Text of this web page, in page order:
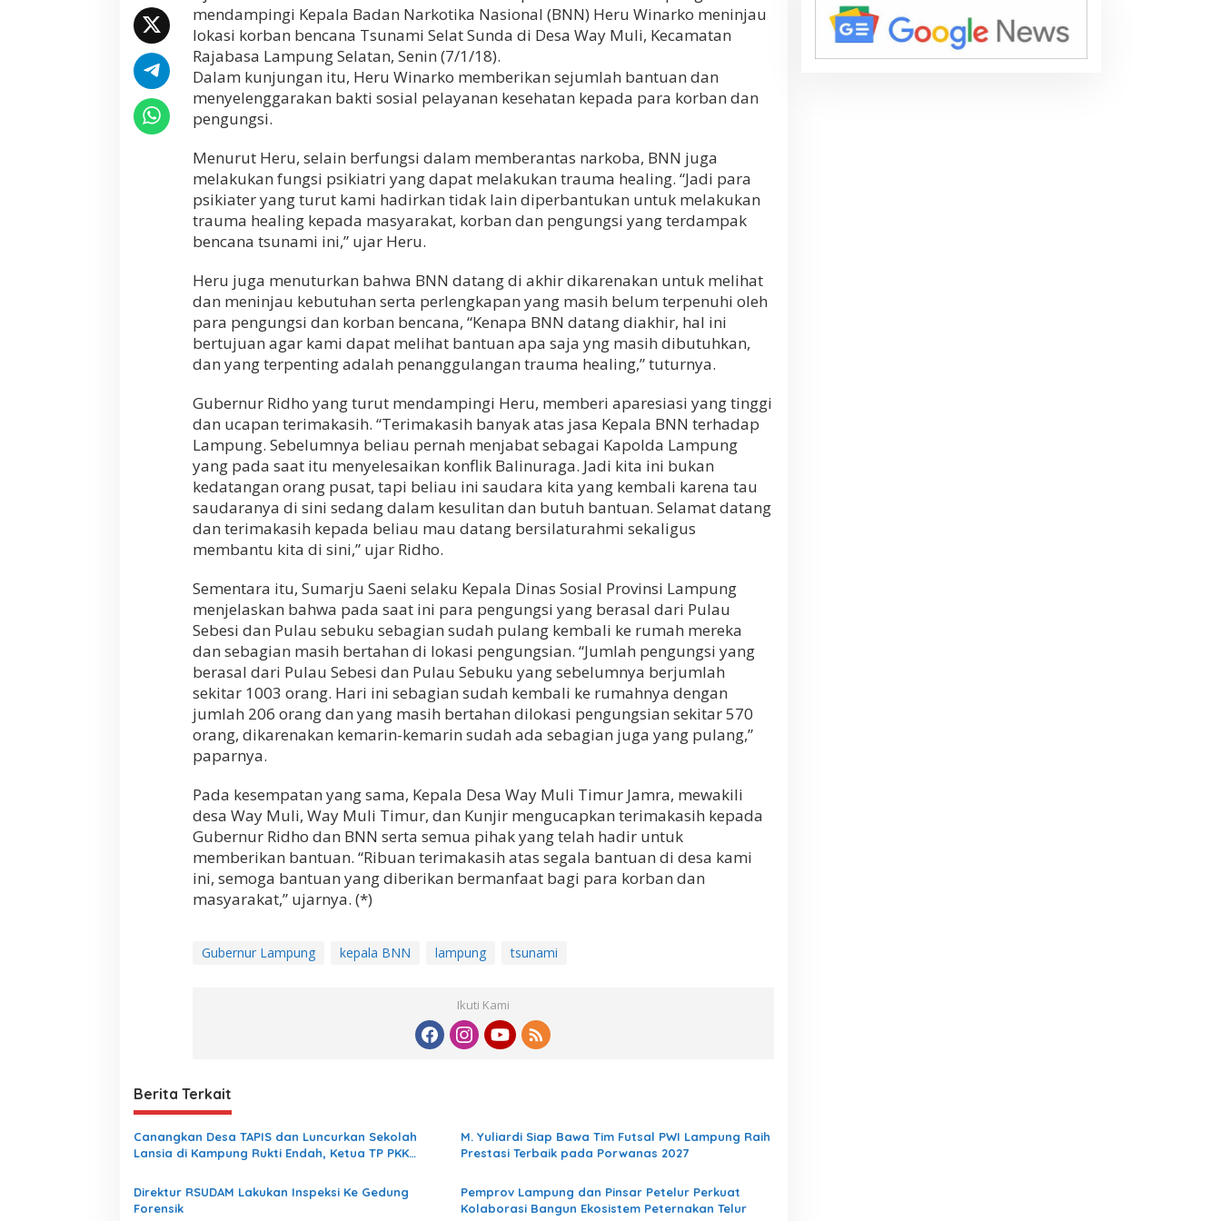
a
B
N
H
e
i
n
a
r
k
o
i
a
u
L
o
a
s
i
B
e
n
c
n
a
s
u
n
a
m
mendampingi Kepala Badan Narkotika Nasional (BNN) Heru Winarko meninjau
lokasi korban bencana Tsunami Selat Sunda di Desa Way Muli, Kecamatan
Rajabasa Lampung Selatan, Senin (7/1/18).
Dalam kunjungan itu, Heru Winarko memberikan sejumlah bantuan dan
menyelenggarakan bakti sosial pelayanan kesehatan kepada para korban dan
pengungsi.
Menurut Heru, selain berfungsi dalam memberantas narkoba, BNN juga
melakukan fungsi psikiatri yang dapat melakukan trauma healing. “Jadi para
psikiater yang turut kami hadirkan tidak lain diperbantukan untuk melakukan
trauma healing kepada masyarakat, korban dan pengungsi yang terdampak
bencana tsunami ini,” ujar Heru.
Heru juga menuturkan bahwa BNN datang di akhir dikarenakan untuk melihat
dan meninjau kebutuhan serta perlengkapan yang masih belum terpenuhi oleh
para pengungsi dan korban bencana, “Kenapa BNN datang diakhir, hal ini
bertujuan agar kami dapat melihat bantuan apa saja yng masih dibutuhkan,
dan yang terpenting adalah penanggulangan trauma healing,” tuturnya.
Gubernur Ridho yang turut mendampingi Heru, memberi aparesiasi yang tinggi
dan ucapan terimakasih. “Terimakasih banyak atas jasa Kepala BNN terhadap
Lampung. Sebelumnya beliau pernah menjabat sebagai Kapolda Lampung
yang pada saat itu menyelesaikan konflik Balinuraga. Jadi kita ini bukan
kedatangan orang pusat, tapi beliau ini saudara kita yang kembali karena tau
saudaranya di sini sedang dalam kesulitan dan butuh bantuan. Selamat datang
dan terimakasih kepada beliau mau datang bersilaturahmi sekaligus
membantu kita di sini,” ujar Ridho.
Sementara itu, Sumarju Saeni selaku Kepala Dinas Sosial Provinsi Lampung
menjelaskan bahwa pada saat ini para pengungsi yang berasal dari Pulau
Sebesi dan Pulau sebuku sebagian sudah pulang kembali ke rumah mereka
dan sebagian masih bertahan di lokasi pengungsian. “Jumlah pengungsi yang
berasal dari Pulau Sebesi dan Pulau Sebuku yang sebelumnya berjumlah
sekitar 1003 orang. Hari ini sebagian sudah kembali ke rumahnya dengan
jumlah 206 orang dan yang masih bertahan dilokasi pengungsian sekitar 570
orang, dikarenakan kemarin-kemarin sudah ada sebagian juga yang pulang,”
paparnya.
Pada kesempatan yang sama, Kepala Desa Way Muli Timur Jamra, mewakili
desa Way Muli, Way Muli Timur, dan Kunjir mengucapkan terimakasih kepada
Gubernur Ridho dan BNN serta semua pihak yang telah hadir untuk
memberikan bantuan. “Ribuan terimakasih atas segala bantuan di desa kami
ini, semoga bantuan yang diberikan bermanfaat bagi para korban dan
masyarakat,” ujarnya. (*)
Gubernur Lampung kepala BNN lampung tsunami
Ikuti Kami
Berita Terkait
Canangkan Desa TAPIS dan Luncurkan Sekolah
Lansia di Kampung Rukti Endah, Ketua TP PKK
Desa
M. Yuliardi Siap Bawa Tim Futsal PWI Lampung Raih
Prestasi Terbaik pada Porwanas 2027
Direktur RSUDAM Lakukan Inspeksi Ke Gedung
Forensik
Pemprov Lampung dan Pinsar Petelur Perkuat
Kolaborasi Bangun Ekosistem Peternakan Telur